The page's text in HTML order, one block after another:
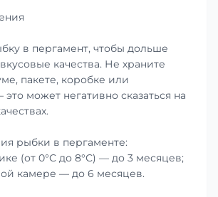
в пергамент, чтобы дольше
качества. Не храните
пакете, коробке или
может негативно сказаться на
рыбки в пергаменте:
(от 0°С до 8°С) — до 3 месяцев;
камере — до 6 месяцев.